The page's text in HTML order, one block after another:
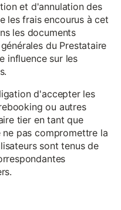
et d'annulation des
les frais encourus à cet
les documents
du Prestataire
influence sur les
d'accepter les
ou autres
tier en tant que
pas compromettre la
sont tenus de